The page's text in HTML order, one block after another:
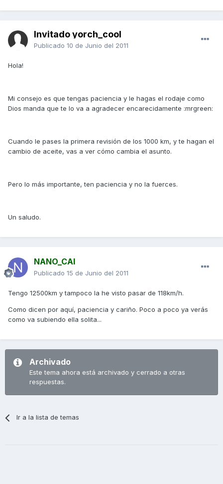
Invitado yorch_cool
Publicado 10 de Junio del 2011
Hola!
Mi consejo es que tengas paciencia y le hagas el rodaje como
Dios manda que te lo va a agradecer encarecidamente :mrgreen:
Cuando le pases la primera revisión de los 1000 km, y te hagan el
cambio de aceite, vas a ver cómo cambia el asunto.
Pero lo más importante, ten paciencia y no la fuerces.
Un saludo.
NANO_CAI
Publicado 15 de Junio del 2011
Tengo 12500km y tampoco la he visto pasar de 118km/h.
Como dicen por aquí, paciencia y cariño. Poco a poco ya verás
como va subiendo ella solita...
Archivado
Este tema ahora está archivado y cerrado a otras
respuestas.
Ir a la lista de temas